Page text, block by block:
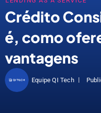
Crédito
é, como
vantagens
Equipe QI Tech